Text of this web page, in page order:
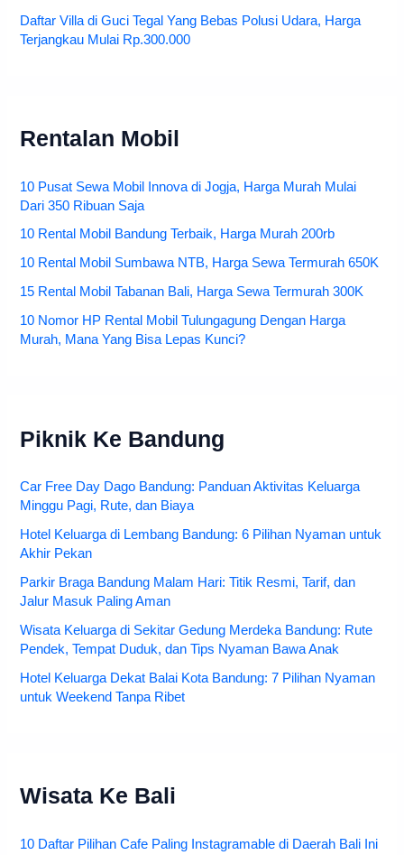
Daftar Villa di Guci Tegal Yang Bebas Polusi Udara, Harga
Terjangkau Mulai Rp.300.000
Rentalan Mobil
10 Pusat Sewa Mobil Innova di Jogja, Harga Murah Mulai
Dari 350 Ribuan Saja
10 Rental Mobil Bandung Terbaik, Harga Murah 200rb
10 Rental Mobil Sumbawa NTB, Harga Sewa Termurah 650K
15 Rental Mobil Tabanan Bali, Harga Sewa Termurah 300K
10 Nomor HP Rental Mobil Tulungagung Dengan Harga
Murah, Mana Yang Bisa Lepas Kunci?
Piknik Ke Bandung
Car Free Day Dago Bandung: Panduan Aktivitas Keluarga
Minggu Pagi, Rute, dan Biaya
Hotel Keluarga di Lembang Bandung: 6 Pilihan Nyaman untuk
Akhir Pekan
Parkir Braga Bandung Malam Hari: Titik Resmi, Tarif, dan
Jalur Masuk Paling Aman
Wisata Keluarga di Sekitar Gedung Merdeka Bandung: Rute
Pendek, Tempat Duduk, dan Tips Nyaman Bawa Anak
Hotel Keluarga Dekat Balai Kota Bandung: 7 Pilihan Nyaman
untuk Weekend Tanpa Ribet
Wisata Ke Bali
10 Daftar Pilihan Cafe Paling Instagramable di Daerah Bali Ini